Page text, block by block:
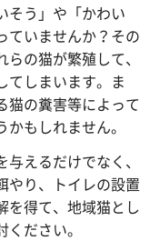
そう」や「かわい
ていませんか？その
の猫が繁殖して、
てしまいます。ま
猫の糞害等によって
もしれません。
えるだけでなく、
やり、トイレの設置
を得て、地域猫とし
ださい。